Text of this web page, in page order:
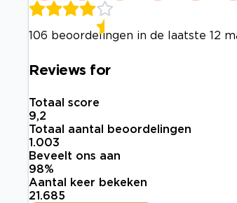
106 beoordelingen in de laatste 12
Reviews for
Totaal score
9,2
Totaal aantal beoordelingen
1.003
Beveelt ons aan
98%
Aantal keer bekeken
21.685